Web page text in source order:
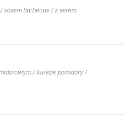
sosem barbecue / z serem
/ świeże pomidory /